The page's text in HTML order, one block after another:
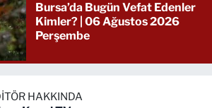
Bursa’da Bugün Vefat Edenler
Kimler? | 06 Ağustos 2026
Perşembe
HAKKINDA